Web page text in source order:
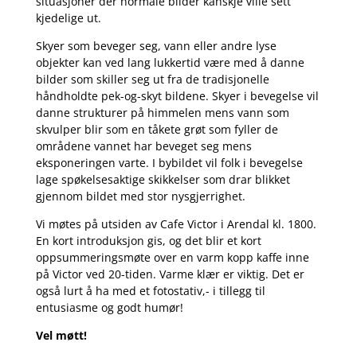
kjedelige ut.
Skyer som beveger seg, vann eller andre lyse
objekter kan ved lang lukkertid være med å danne
bilder som skiller seg ut fra de tradisjonelle
håndholdte pek-og-skyt bildene. Skyer i bevegelse vil
danne strukturer på himmelen mens vann som
skvulper blir som en tåkete grøt som fyller de
områdene vannet har beveget seg mens
eksponeringen varte. I bybildet vil folk i bevegelse
lage spøkelsesaktige skikkelser som drar blikket
gjennom bildet med stor nysgjerrighet.
Vi møtes på utsiden av Cafe Victor i Arendal kl. 1800.
En kort introduksjon gis, og det blir et kort
oppsummeringsmøte over en varm kopp kaffe inne
på Victor ved 20-tiden. Varme klær er viktig. Det er
også lurt å ha med et fotostativ,- i tillegg til
entusiasme og godt humør!
Vel møtt!